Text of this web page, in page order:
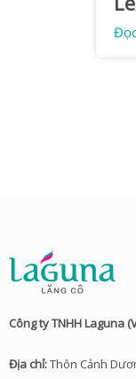
Công ty TNHH Laguna
Địa chỉ:Thôn Cảnh